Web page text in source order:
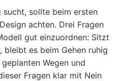
sucht, sollte beim ersten
achten. Drei Fragen
gut einzuordnen: Sitzt
bleibt es beim Gehen ruhig
Wegen und
Fragen klar mit Nein